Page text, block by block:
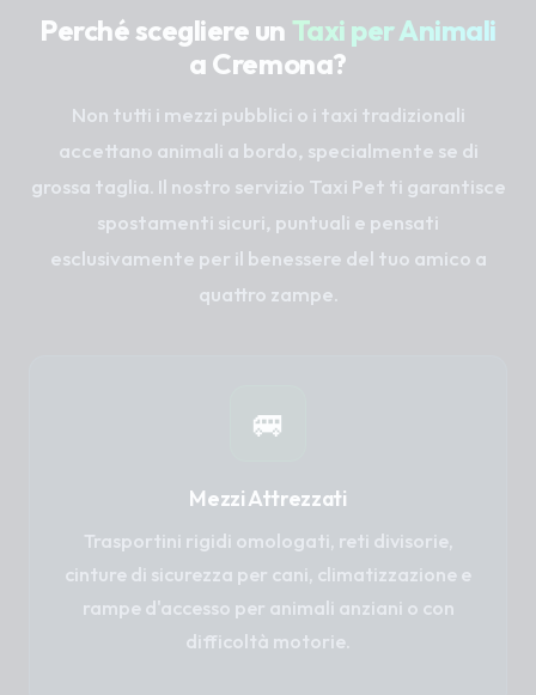
Perché scegliere un Taxi per Animali
a Cremona?
Non tutti i mezzi pubblici o i taxi tradizionali
accettano animali a bordo, specialmente se di
grossa taglia. Il nostro servizio Taxi Pet ti garantisce
spostamenti sicuri, puntuali e pensati
esclusivamente per il benessere del tuo amico a
quattro zampe.
🚐
Mezzi Attrezzati
Trasportini rigidi omologati, reti divisorie,
cinture di sicurezza per cani, climatizzazione e
rampe d'accesso per animali anziani o con
difficoltà motorie.